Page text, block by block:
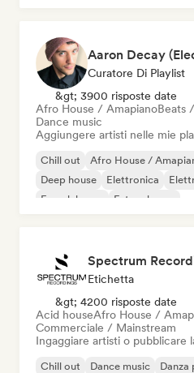
Curatore Di Playlist
&gt; 3900 risposte date
Afro House / AmapianoBeats
Dance music
Aggiungere artisti nelle mie
Chill out Afro House /
Deep house
Elettronica
French house
Future house
Spectrum
Etichetta
&gt; 4200 risposte date
Acid houseAfro House /
Commerciale / Mainstream
Ingaggiare artisti o pubblicare
Chill out Dance music Danza